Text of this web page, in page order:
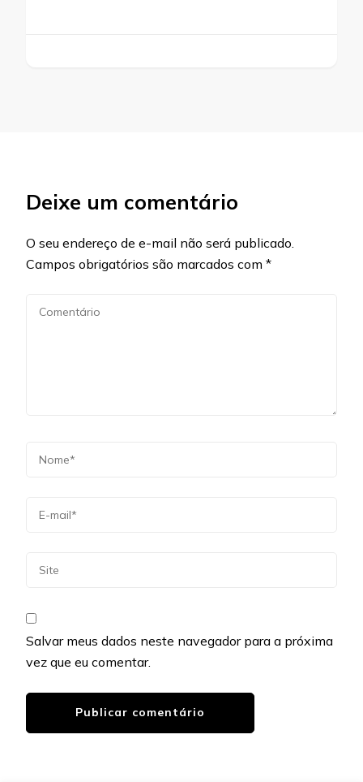
Deixe um comentário
O seu endereço de e-mail não será publicado.
Campos obrigatórios são marcados com *
Salvar meus dados neste navegador para a próxima
vez que eu comentar.